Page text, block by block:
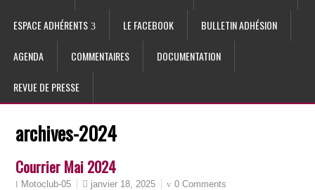
ESPACE ADHÉRENTS LE FACEBOOK BULLETIN ADHÉSION
AGENDA COMMENTAIRES DOCUMENTATION
REVUE DE PRESSE
archives-2024
Courrier Mai 2024
Motoclub-05 janvier 18, 2025 0 Comments